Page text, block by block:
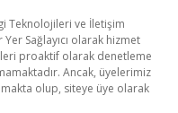
Teknolojileri ve İletişim
Sağlayıcı olarak hizmet
proaktif olarak denetleme
Ancak, üyelerimiz
olup, siteye üye olarak